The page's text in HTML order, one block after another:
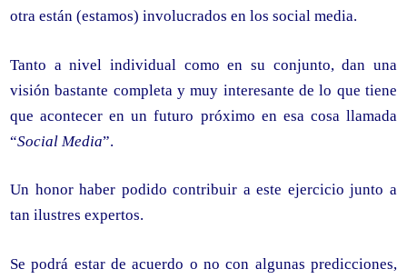
otra están (estamos) involucrados en los social media.
Tanto a nivel individual como en su conjunto, dan una
visión bastante completa y muy interesante de lo que tiene
que acontecer en un futuro próximo en esa cosa llamada
“Social Media”.
Un honor haber podido contribuir a este ejercicio junto a
tan ilustres expertos.
Se podrá estar de acuerdo o no con algunas predicciones,